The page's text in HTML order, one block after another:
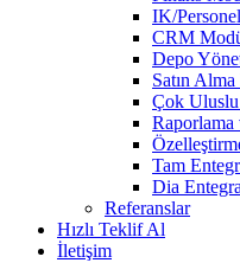
IK/
CRM
Depo
Satın
Çok
Tam
Dia
Referanslar
Hızlı Teklif Al
İletişim